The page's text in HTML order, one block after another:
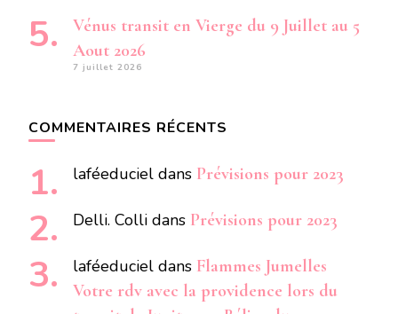
Vénus transit en Vierge du 9 Juillet au 5
Aout 2026
7 juillet 2026
COMMENTAIRES RÉCENTS
laféeduciel dans Prévisions pour 2023
Delli. Colli dans Prévisions pour 2023
laféeduciel dans Flammes Jumelles
Votre rdv avec la providence lors du